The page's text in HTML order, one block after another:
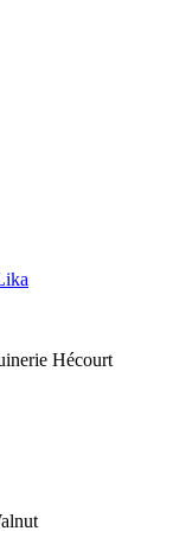
Hécourt